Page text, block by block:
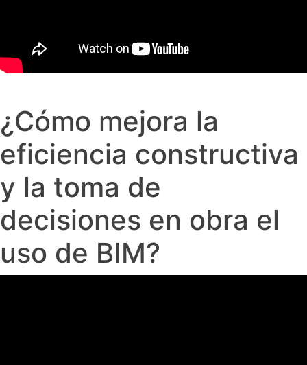
¿Cómo mejora la
eficiencia constructiva
y la toma de
decisiones en obra el
uso de BIM?